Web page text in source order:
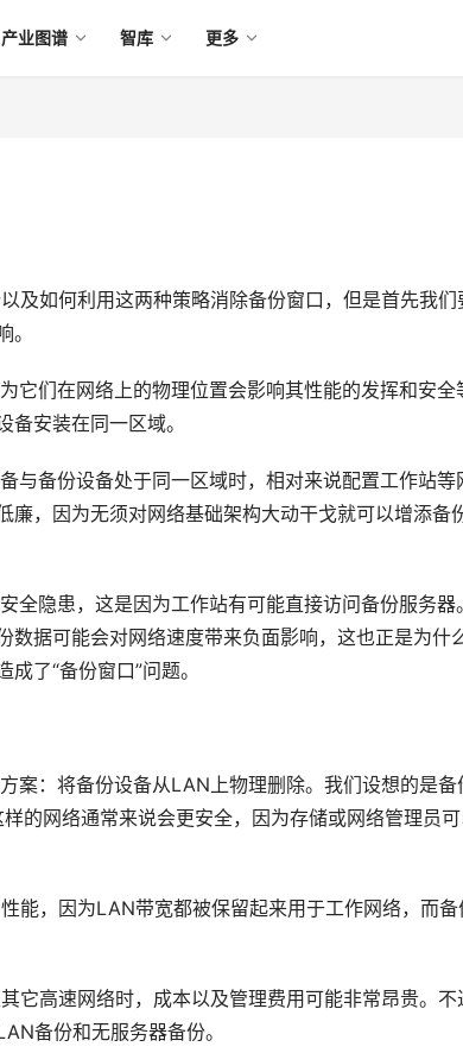
产业图谱 智库 更多
如何利用这两种策略消除备份窗口，但是首先我们
们在网络上的物理位置会影响其性能的发挥和安全
安装在同一区域。
备份设备处于同一区域时，相对来说配置工作站等
，因为无须对网络基础架构大动干戈就可以增添备
隐患，这是因为工作站有可能直接访问备份服务器
据可能会对网络速度带来负面影响，这也正是为什
了“备份窗口”问题。
：将备份设备从LAN上物理删除。我们设想的是备
的网络通常来说会更安全，因为存储或网络管理员
，因为LAN带宽都被保留起来用于工作网络，而备
高速网络时，成本以及管理费用可能非常昂贵。不
备份和无服务器备份。